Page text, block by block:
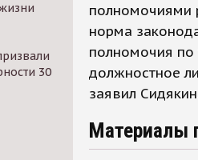
30
полномочиями
норма
полномочия по
должностное
заявил
Материалы